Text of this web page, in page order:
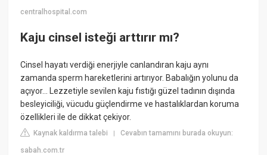
centralhospital.com
Kaju cinsel isteği arttırır mı?
Cinsel hayatı verdiği enerjiyle canlandıran kaju aynı
zamanda sperm hareketlerini artırıyor. Babalığın yolunu da
açıyor... Lezzetiyle sevilen kaju fıstığı güzel tadının dışında
besleyiciliği, vücudu güçlendirme ve hastalıklardan koruma
özellikleri ile de dikkat çekiyor.
Kaynak kaldırma talebi |Cevabın tamamını burada okuyun:
sabah.com.tr